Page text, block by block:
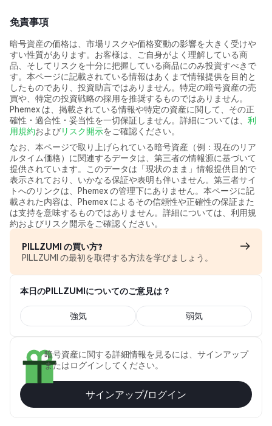
免責事項
暗号資産の価格は、市場リスクや価格変動の影響を大きく受けや
すい性質があります。お客様は、ご自身がよく理解している商
品、そしてリスクを十分に把握している商品にのみ投資すべきで
す。本ページに記載されている情報はあくまで情報提供を目的と
したものであり、投資助言ではありません。特定の暗号資産の売
買や、特定の投資戦略の採用を推奨するものではありません。
Phemex は、掲載されている情報や特定の資産に関して、その正
確性・適合性・妥当性を一切保証しません。詳細については、 利
用規約およびリスク開示をご確認ください。
なお、本ページで取り上げられている暗号資産（例：現在のリア
ルタイム価格）に関連するデータは、第三者の情報源に基づいて
提供されています。このデータは「現状のまま」情報提供目的で
表示されており、いかなる保証や表明も伴いません。第三者サイ
トへのリンクは、Phemex の管理下にありません。本ページに記
載された内容は、Phemex によるその信頼性や正確性の保証また
は支持を意味するものではありません。詳細については、利用規
約およびリスク開示をご確認ください。
PILLZUMI の買い方?
PILLZUMI の最初を取得する方法を学びましょう。
本日のPILLZUMIについてのご意見は？
強気 弱気
暗号資産に関する詳細情報を見るには、サインアップ
またはログインしてください。
サインアップ/ログイン